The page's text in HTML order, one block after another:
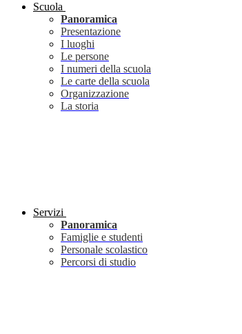
Scuola
Panoramica
Presentazione
I luoghi
Le persone
I numeri della scuola
Le carte della scuola
Organizzazione
La storia
Servizi
Panoramica
Famiglie e studenti
Personale scolastico
Percorsi di studio